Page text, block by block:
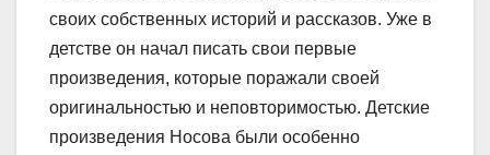
своих собственных историй и рассказов. Уже в
детстве он начал писать свои первые
произведения, которые поражали своей
оригинальностью и неповторимостью. Детские
произведения Носова были особенно